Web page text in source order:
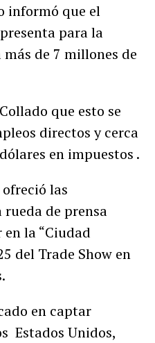
informó que el
para la
de 7 millones de
que esto se
directos y cerca
en impuestos .
las
de prensa
en la “Ciudad
del Trade Show en
en captar
Estados Unidos,